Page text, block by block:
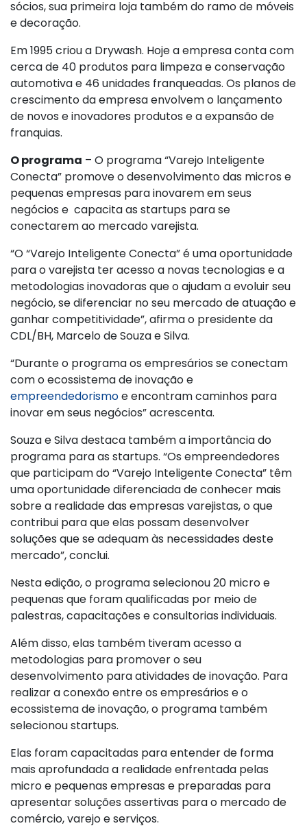
sócios, sua primeira loja também do ramo de móveis
e decoração.
Em 1995 criou a Drywash. Hoje a empresa conta com
cerca de 40 produtos para limpeza e conservação
automotiva e 46 unidades franqueadas. Os planos de
crescimento da empresa envolvem o lançamento
de novos e inovadores produtos e a expansão de
franquias.
O programa – O programa “Varejo Inteligente
Conecta” promove o desenvolvimento das micros e
pequenas empresas para inovarem em seus
negócios e capacita as startups para se
conectarem ao mercado varejista.
“O “Varejo Inteligente Conecta” é uma oportunidade
para o varejista ter acesso a novas tecnologias e a
metodologias inovadoras que o ajudam a evoluir seu
negócio, se diferenciar no seu mercado de atuação e
ganhar competitividade”, afirma o presidente da
CDL/BH, Marcelo de Souza e Silva.
“Durante o programa os empresários se conectam
com o ecossistema de inovação e
empreendedorismoe encontram caminhos para
inovar em seus negócios” acrescenta.
Souza e Silva destaca também a importância do
programa para as startups. “Os empreendedores
que participam do “Varejo Inteligente Conecta” têm
uma oportunidade diferenciada de conhecer mais
sobre a realidade das empresas varejistas, o que
contribui para que elas possam desenvolver
soluções que se adequam às necessidades deste
mercado”, conclui.
Nesta edição, o programa selecionou 20 micro e
pequenas que foram qualificadas por meio de
palestras, capacitações e consultorias individuais.
Além disso, elas também tiveram acesso a
metodologias para promover o seu
desenvolvimento para atividades de inovação. Para
realizar a conexão entre os empresários e o
ecossistema de inovação, o programa também
selecionou startups.
Elas foram capacitadas para entender de forma
mais aprofundada a realidade enfrentada pelas
micro e pequenas empresas e preparadas para
apresentar soluções assertivas para o mercado de
comércio, varejo e serviços.